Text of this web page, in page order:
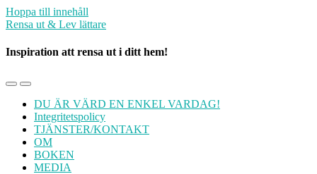
Hoppa till innehåll
Rensa ut & Lev lättare
Inspiration att rensa ut i ditt hem!
Slå
mobilmenyn
Slå
på/av
sökfältet
DU ÄR VÄRD EN ENKEL VARDAG!
Integritetspolicy
TJÄNSTER/KONTAKT
OM
BOKEN
MEDIA